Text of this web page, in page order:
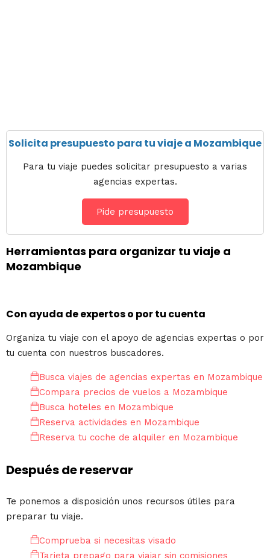
Solicita presupuesto para tu viaje a Mozambique
Para tu viaje puedes solicitar presupuesto a varias
agencias expertas.
Pide presupuesto
Herramientas para organizar tu viaje a
Mozambique
Con ayuda de expertos o por tu cuenta
Organiza tu viaje con el apoyo de agencias expertas o por
tu cuenta con nuestros buscadores.
Busca viajes de agencias expertas en Mozambique
Compara precios de vuelos a Mozambique
Busca hoteles en Mozambique
Reserva actividades en Mozambique
Reserva tu coche de alquiler en Mozambique
Después de reservar
Te ponemos a disposición unos recursos útiles para
preparar tu viaje.
Comprueba si necesitas visado
Tarjeta prepago para viajar sin comisiones